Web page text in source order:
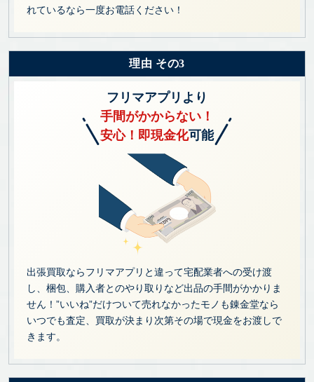
れているなら一度お電話ください！
理由 その3
フリマアプリより
手間がかからない！
安心！即現金化可能
出張買取ならフリマアプリと違って宅配業者への受け渡
し、梱包、購入者とのやり取りなど出品の手間がかかりま
せん！”いいね”だけついて売れなかったモノも錬金堂なら
いつでも査定、買取が決まり次第その場で現金をお渡しで
きます。